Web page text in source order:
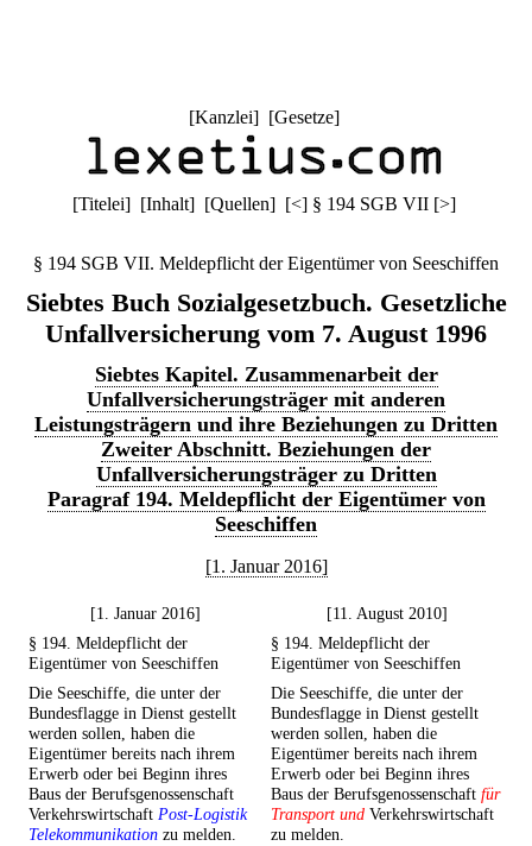
[Kanzlei] [Gesetze]
[Titelei] [Inhalt] [Quellen] [<] § 194 SGB VII [>]
§ 194 SGB VII. Meldepflicht der Eigentümer von Seeschiffen
Siebtes Buch Sozialgesetzbuch. Gesetzliche
Unfallversicherung vom 7. August 1996
Siebtes Kapitel. Zusammenarbeit der
Unfallversicherungsträger mit anderen
Leistungsträgern und ihre Beziehungen zu Dritten
Zweiter Abschnitt. Beziehungen der
Unfallversicherungsträger zu Dritten
Paragraf 194. Meldepflicht der Eigentümer von
Seeschiffen
[1. Januar 2016]
[1. Januar 2016]
[11. August 2010]
§ 194. Meldepflicht der
Eigentümer von Seeschiffen
§ 194. Meldepflicht der
Eigentümer von Seeschiffen
Die Seeschiffe, die unter der
Bundesflagge in Dienst gestellt
werden sollen, haben die
Eigentümer bereits nach ihrem
Erwerb oder bei Beginn ihres
Baus der Berufsgenossenschaft
Verkehrswirtschaft Post-Logistik
Telekommunikation zu melden.
Die Seeschiffe, die unter der
Bundesflagge in Dienst gestellt
werden sollen, haben die
Eigentümer bereits nach ihrem
Erwerb oder bei Beginn ihres
Baus der Berufsgenossenschaft für
Transport und Verkehrswirtschaft
zu melden.